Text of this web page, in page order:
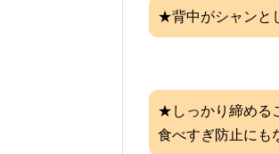
★背中がシャンと
★しっかり締める
食べすぎ防止にも